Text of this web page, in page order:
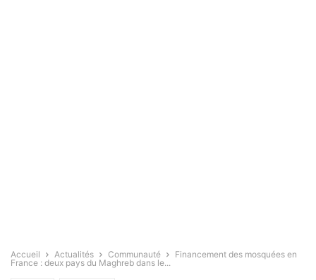
Accueil Actualités Communauté
Financement des mosquées en
France : deux pays du Maghreb dans le...